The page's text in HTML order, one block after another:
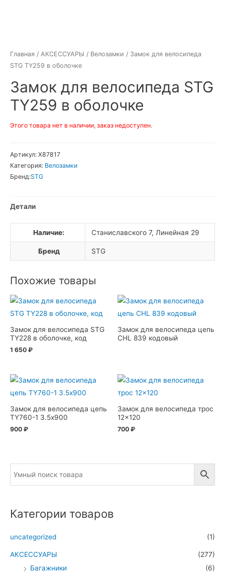
Главная / АКСЕССУАРЫ / Велозамки / Замок для велосипеда
STG TY259 в оболочке
Замок для велосипеда STG
TY259 в оболочке
Этого товара нет в наличии, заказ недоступен.
Артикул: Х87817
Категория: Велозамки
Бренд:STG
Детали
Наличие: Станиславского 7, Линейная 29
Бренд STG
Похожие товары
Замок для велосипеда STG
TY228 в оболочке, код
1 650 ₽
Замок для велосипеда цепь
CHL 839 кодовый
Замок для велосипеда цепь
TY760-1 3.5х900
900 ₽
Замок для велосипеда трос
12×120
700 ₽
Категории товаров
uncategorized (1)
АКСЕССУАРЫ
(277)
Багажники
(6)